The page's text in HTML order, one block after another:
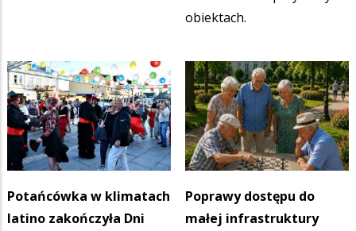
obiektach.
Potańcówka w klimatach
latino zakończyła Dni
Poprawy dostępu do
małej infrastruktury